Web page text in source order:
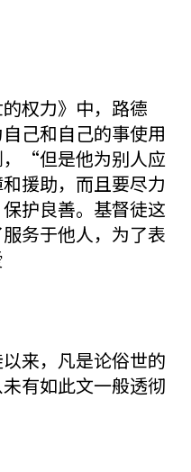
权力》中，路德
己和自己的事使用
“但是他为别人应
援助，而且要尽力
护良善。基督徒这
务于他人，为了表
来，凡是论俗世的
有如此文一般透彻